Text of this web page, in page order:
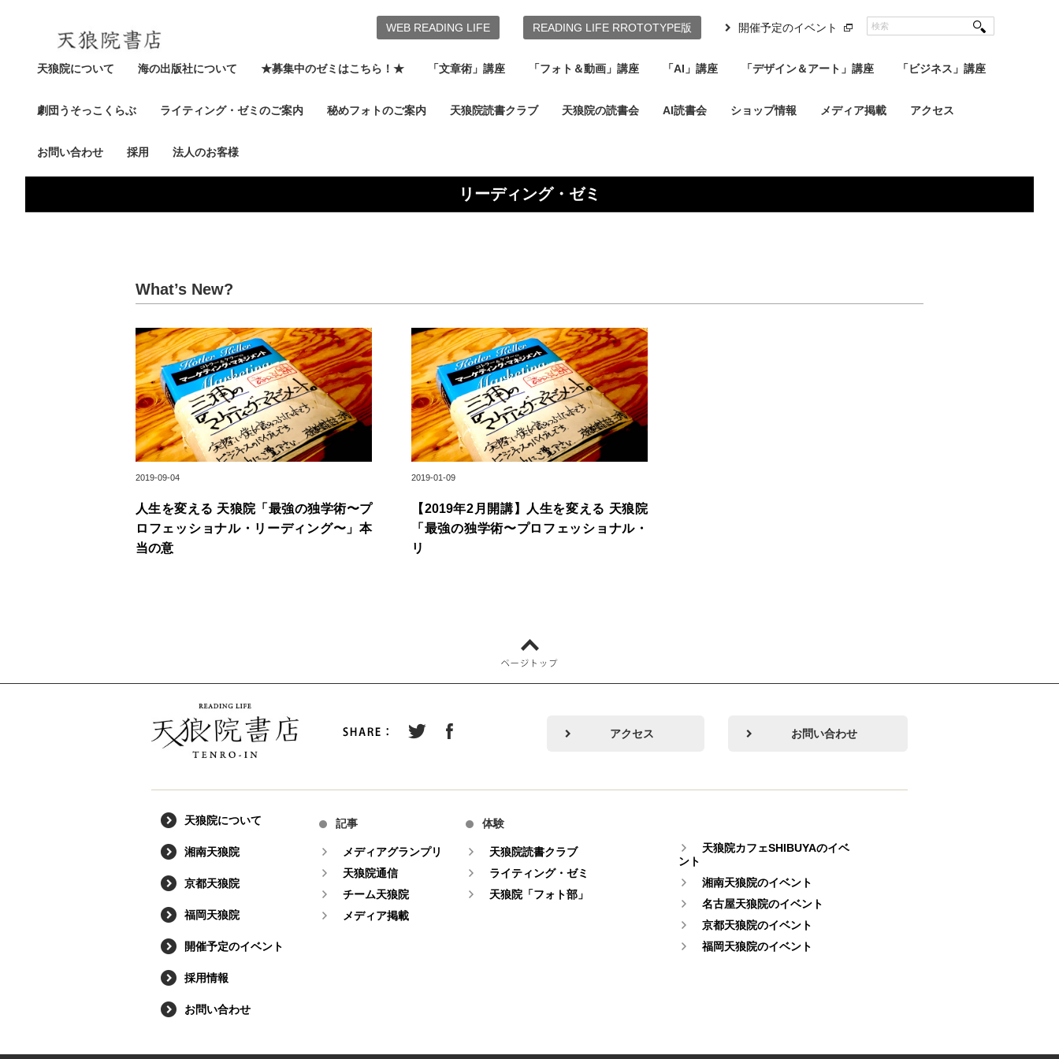
天狼院について 海の出版社について ★募集中のゼミはこちら！★ 「文章術」講座 「フォト＆動画」講座 「AI」講座 「デザイン＆アート」講座 「ビジネス」講座
劇団うそっこくらぶ ライティング・ゼミのご案内 秘めフォトのご案内 天狼院読書クラブ 天狼院の読書会 AI読書会 ショップ情報 メディア掲載 アクセス
お問い合わせ 採用 法人のお客様
WEB READING LIFE READING LIFE RROTOTYPE版 開催予定のイベント
リーディング・ゼミ
What’s New?
2019-09-04
人生を変える 天狼院「最強の独学術〜プ
ロフェッショナル・リーディング〜」本
当の意
2019-01-09
【2019年2月開講】人生を変える 天狼院
「最強の独学術〜プロフェッショナル・
リ
アクセス お問い合わせ
天狼院について
湘南天狼院
京都天狼院
福岡天狼院
開催予定のイベント
採用情報
お問い合わせ
記事
メディアグランプリ
天狼院通信
チーム天狼院
メディア掲載
体験
天狼院読書クラブ
ライティング・ゼミ
天狼院「フォト部」
天狼院カフェSHIBUYAのイベ
ント
湘南天狼院のイベント
名古屋天狼院のイベント
京都天狼院のイベント
福岡天狼院のイベント